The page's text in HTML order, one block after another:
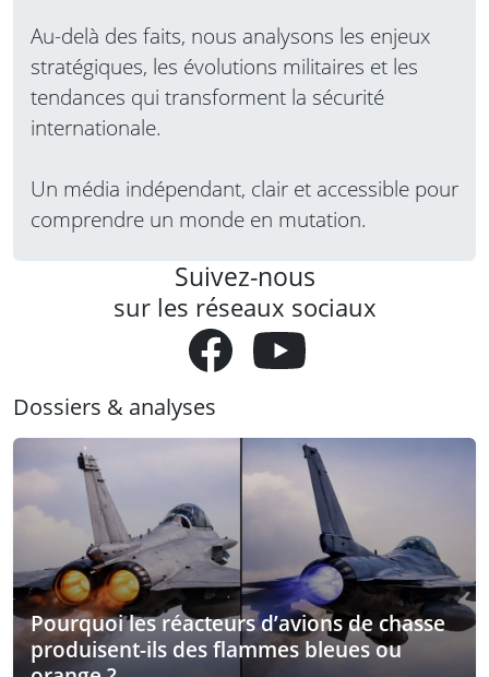
Au-delà des faits, nous analysons les enjeux
stratégiques, les évolutions militaires et les
tendances qui transforment la sécurité
internationale.
Un média indépendant, clair et accessible pour
comprendre un monde en mutation.
Suivez-nous
sur les réseaux sociaux
Dossiers & analyses
Pourquoi les réacteurs d’avions de chasse
produisent-ils des flammes bleues ou